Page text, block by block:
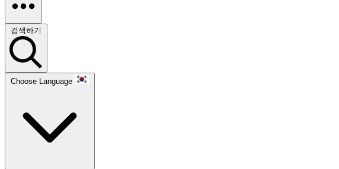
검색하기
Choose Language